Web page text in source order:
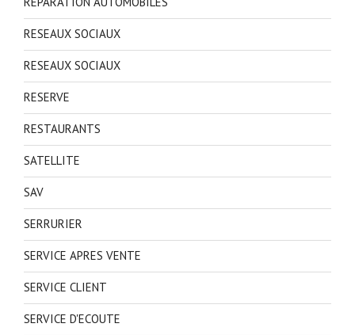
RESEAUX SOCIAUX
RESEAUX SOCIAUX
RESERVE
RESTAURANTS
SATELLITE
SAV
SERRURIER
SERVICE APRES VENTE
SERVICE CLIENT
SERVICE D'ECOUTE